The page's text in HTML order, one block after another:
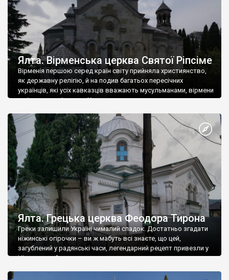
Ялта. Вірменська церква Святої Ріпсіме
Вірменія першою серед країн світу прийняла християнство,
як державну релігію, й на подив багатьох пересічних
українців, які усіх кавказців вважають мусульманами, вірмени
є відданими вірянами Христа
Ялта. Грецька церква Феодора Тирона
Греки залишили Україні чималий спадок. Достатньо згадати
ніжинські огірочки – ви ж мабуть всі знаєте, що цей,
загублений у радянські часи, легендарний рецепт привезли у
Ніжин греки?